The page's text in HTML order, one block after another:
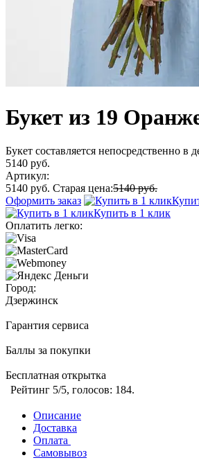
Букет из 19
Букет составляется непосредственно в
5140 руб.
Артикул:
5140 руб. Старая цена:5140 руб.
Оформить заказ
Купить в 1 клик
Оплатить легко:
Город:
Дзержинск
Гарантия сервиса
Баллы за покупки
Бесплатная открытка
Рейтинг 5/5, голосов: 184.
Описание
Доставка
Оплата
Самовывоз